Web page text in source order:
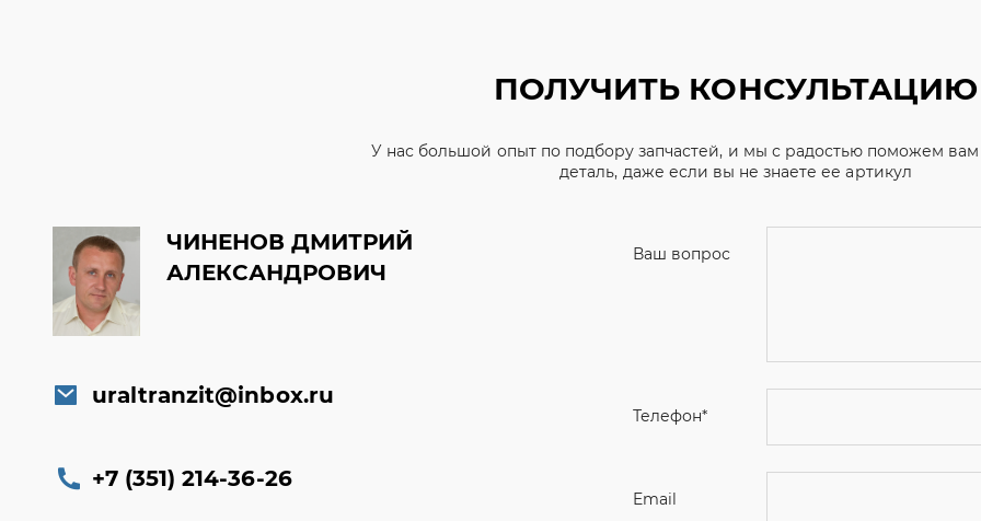
ПОЛУЧИТЬ КОНСУЛЬТАЦИЮ
У нас большой опыт по подбору запчастей, и мы с радостью поможем
деталь, даже если вы не знаете ее артикул
ЧИНЕНОВ ДМИТРИЙ
АЛЕКСАНДРОВИЧ
uraltranzit@inbox.ru
+7 (351) 214-36-26
Ваш вопрос
Я соглашаюсь с